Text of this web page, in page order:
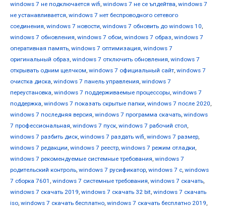
windows 7 не подключается wifi, windows 7 не се ъпдейтва, windows 7
не устанавливается, windows 7 нет беспроводного сетевого
соединения, windows 7 новости, windows 7 обновить до windows 10,
windows 7 обновления, windows 7 обои, windows 7 образ, windows 7
оперативная память, windows 7 оптимизация, windows 7
оригинальный образ, windows 7 отключить обновления, windows 7
открывать одним щелчком, windows 7 официальный сайт, windows 7
очистка диска, windows 7 панель управления, windows 7
переустановка, windows 7 поддерживаемые процессоры, windows 7
поддержка, windows 7 показать скрытые папки, windows 7 после 2020,
windows 7 последняя версия, windows 7 программа скачать, windows
7 профессиональная, windows 7 пуск, windows 7 рабочий стол,
windows 7 разбить диск, windows 7 раздать wifi, windows 7 размер,
windows 7 редакции, windows 7 реестр, windows 7 режим отладки,
windows 7 рекомендуемые системные требования, windows 7
родительский контроль, windows 7 русификатор, windows 7 с, windows
7 сборка 7601 , windows 7 системные требования, windows 7 скачать,
windows 7 скачать 2019, windows 7 скачать 32 bit, windows 7 скачать
iso, windows 7 скачать бесплатно, windows 7 скачать бесплатно 2019,